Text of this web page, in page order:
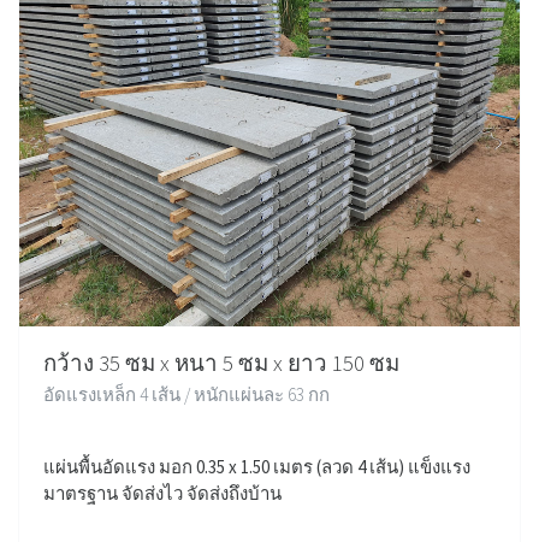
กว้าง 35 ซม x หนา 5 ซม x ยาว 150 ซม
อัดแรงเหล็ก 4 เส้น / หนักแผ่นละ 63 กก
แผ่นพื้นอัดแรง มอก 0.35 x 1.50 เมตร (ลวด 4 เส้น) แข็งแรง
มาตรฐาน จัดส่งไว จัดส่งถึงบ้าน